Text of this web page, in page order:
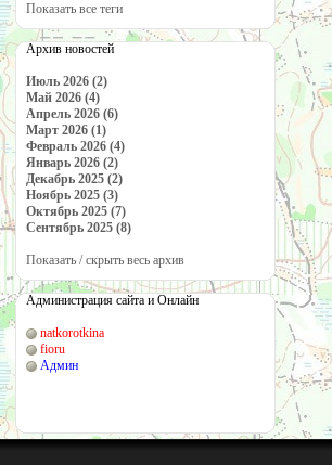
Показать все теги
Архив новостей
Июль 2026 (2)
Май 2026 (4)
Апрель 2026 (6)
Март 2026 (1)
Февраль 2026 (4)
Январь 2026 (2)
Декабрь 2025 (2)
Ноябрь 2025 (3)
Октябрь 2025 (7)
Сентябрь 2025 (8)
Показать / скрыть весь архив
Администрация сайта и Онлайн
natkorotkina
fioru
Админ